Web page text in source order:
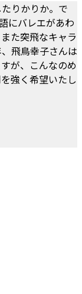
りかりか。で
にバレエがあわ
た突飛なキャラ
飛鳥幸子さんは
が、こんなのめ
強く希望いたし